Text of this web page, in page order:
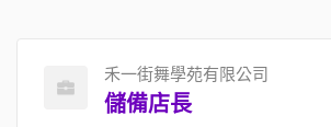
禾一街舞學苑有限公司
儲備店長